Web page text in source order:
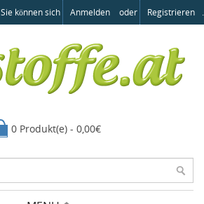
Sie können sich Anmelden oder Registrieren .
0 Produkt(e) - 0,00€